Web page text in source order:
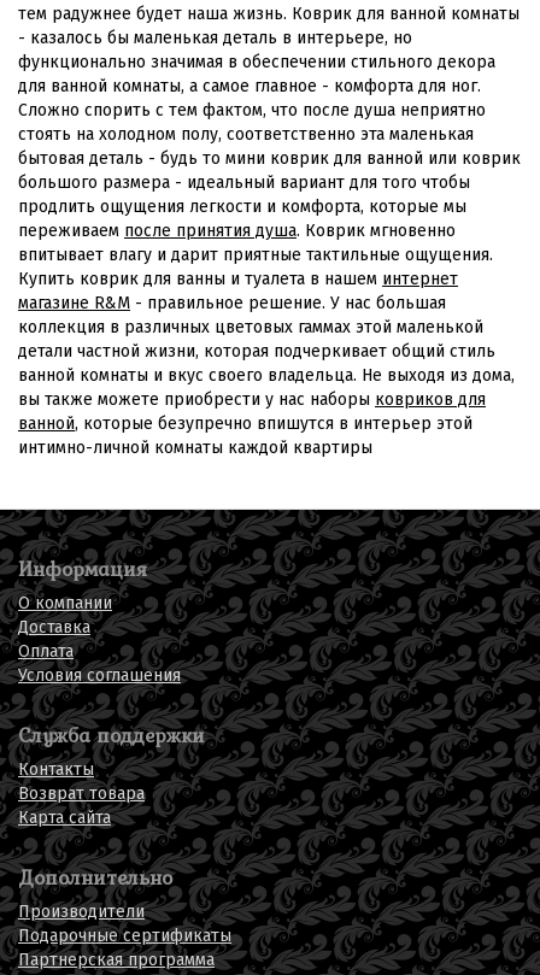
тем радужнее будет наша жизнь. Коврик для ванной комнаты
- казалось бы маленькая деталь в интерьере, но
функционально значимая в обеспечении стильного декора
для ванной комнаты, а самое главное - комфорта для ног.
Сложно спорить с тем фактом, что после душа неприятно
стоять на холодном полу, соответственно эта маленькая
бытовая деталь - будь то мини коврик для ванной или коврик
большого размера - идеальный вариант для того чтобы
продлить ощущения легкости и комфорта, которые мы
переживаем после принятия душа. Коврик мгновенно
впитывает влагу и дарит приятные тактильные ощущения.
Купить коврик для ванны и туалета в нашем интернет
магазине R&M - правильное решение. У нас большая
коллекция в различных цветовых гаммах этой маленькой
детали частной жизни, которая подчеркивает общий стиль
ванной комнаты и вкус своего владельца. Не выходя из дома,
вы также можете приобрести у нас наборы ковриков для
ванной, которые безупречно впишутся в интерьер этой
интимно-личной комнаты каждой квартиры
Информация
О компании
Доставка
Оплата
Условия соглашения
Служба поддержки
Контакты
Возврат товара
Карта сайта
Дополнительно
Производители
Подарочные сертификаты
Партнерская программа